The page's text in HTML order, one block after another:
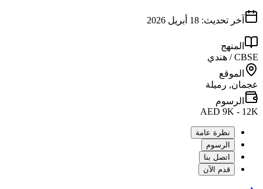
آخر تحديث: 18 أبريل 2026
المنهج
CBSE / هندي
الموقع
عجمان, رميلة
الرسوم
AED 9K - 12K
نظرة عامة
الرسوم
اتصل بنا
قدم الآن